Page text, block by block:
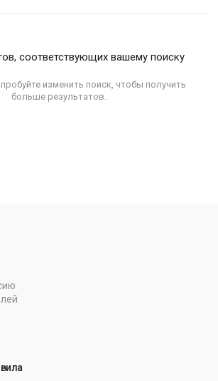
соответствующих вашему поиску
изменить поиск, чтобы получить
больше результатов.